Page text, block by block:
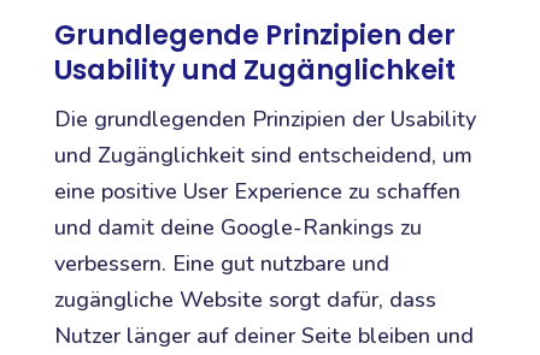
Grundlegende Prinzipien der
Usability und Zugänglichkeit
Die grundlegenden Prinzipien der Usability
und Zugänglichkeit sind entscheidend, um
eine positive User Experience zu schaffen
und damit deine Google-Rankings zu
verbessern. Eine gut nutzbare und
zugängliche Website sorgt dafür, dass
Nutzer länger auf deiner Seite bleiben und